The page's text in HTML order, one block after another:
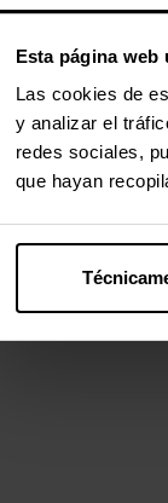
Esta página web
Las cookies de
y analizar el
redes sociales,
que hayan